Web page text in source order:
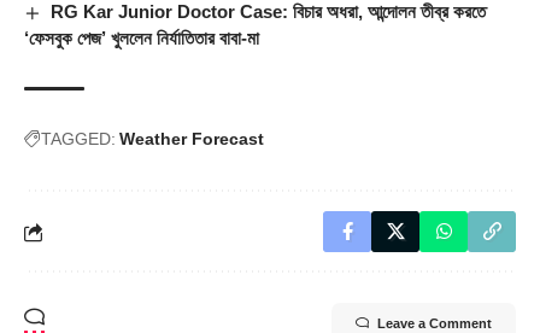
RG Kar Junior Doctor Case: বিচার অধরা, আন্দোলন তীব্র করতে
‘ফেসবুক পেজ’ খুললেন নির্যাতিতার বাবা-মা
TAGGED: Weather Forecast
Leave a Comment